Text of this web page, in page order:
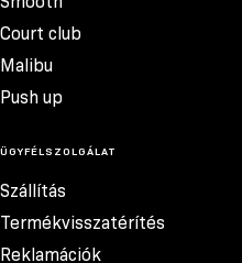
Court club
Malibu
Push up
ÜGYFÉLSZOLGÁLAT
Szállítás
Termékvisszatérítés
Reklamációk